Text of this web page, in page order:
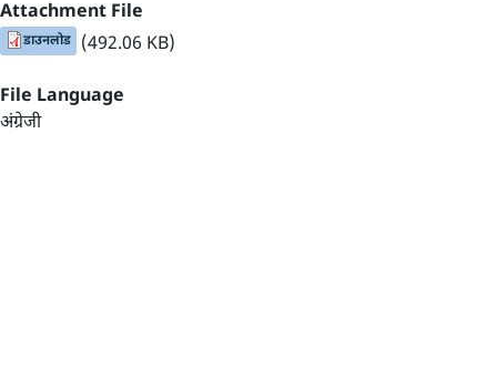
Attachment File
डाउनलोड (492.06 KB)
File Language
अंग्रेजी